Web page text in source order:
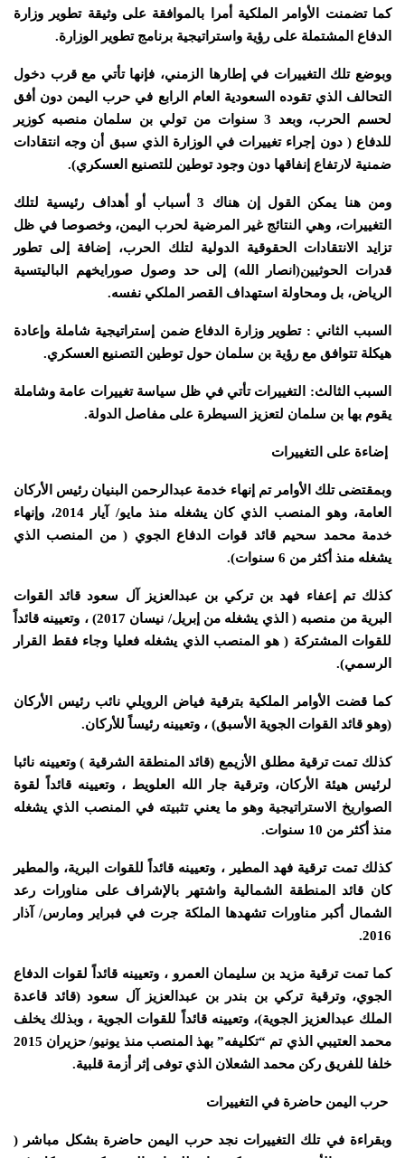
كما تضمنت الأوامر الملكية أمرا بالموافقة على وثيقة تطوير وزارة
الدفاع المشتملة على رؤية واستراتيجية برنامج تطوير الوزارة.
وبوضع تلك التغييرات في إطارها الزمني، فإنها تأتي مع قرب دخول
التحالف الذي تقوده السعودية العام الرابع في حرب اليمن دون أفق
لحسم الحرب، وبعد 3 سنوات من تولي بن سلمان منصبه كوزير
للدفاع ( دون إجراء تغييرات في الوزارة الذي سبق أن وجه انتقادات
ضمنية لارتفاع إنفاقها دون وجود توطين للتصنيع العسكري).
ومن هنا يمكن القول إن هناك 3 أسباب أو أهداف رئيسية لتلك
التغييرات، وهي النتائج غير المرضية لحرب اليمن، وخصوصا في ظل
تزايد الانتقادات الحقوقية الدولية لتلك الحرب، إضافة إلى تطور
قدرات الحوثيين(انصار الله) إلى حد وصول صورايخهم الباليتسية
الرياض، بل ومحاولة استهداف القصر الملكي نفسه.
السبب الثاني : تطوير وزارة الدفاع ضمن إستراتيجية شاملة وإعادة
هيكلة تتوافق مع رؤية بن سلمان حول توطين التصنيع العسكري.
السبب الثالث: التغييرات تأتي في ظل سياسة تغييرات عامة وشاملة
يقوم بها بن سلمان لتعزيز السيطرة على مفاصل الدولة.
إضاءة على التغييرات
وبمقتضى تلك الأوامر تم إنهاء خدمة عبدالرحمن البنيان رئيس الأركان
العامة، وهو المنصب الذي كان يشغله منذ مايو/ آيار 2014، وإنهاء
خدمة محمد سحيم قائد قوات الدفاع الجوي ( من المنصب الذي
يشغله منذ أكثر من 6 سنوات).
كذلك تم إعفاء فهد بن تركي بن عبدالعزيز آل سعود قائد القوات
البرية من منصبه ( الذي يشغله من إبريل/ نيسان 2017) ، وتعيينه قائداً
للقوات المشتركة ( هو المنصب الذي يشغله فعليا وجاء فقط القرار
الرسمي).
كما قضت الأوامر الملكية بترقية فياض الرويلي نائب رئيس الأركان
(وهو قائد القوات الجوية الأسبق) ، وتعيينه رئيساً للأركان.
كذلك تمت ترقية مطلق الأزيمع (قائد المنطقة الشرقية ) وتعيينه نائبا
لرئيس هيئة الأركان، وترقية جار الله العلويط ، وتعيينه قائداً لقوة
الصواريخ الاستراتيجية وهو ما يعني تثبيته في المنصب الذي يشغله
منذ أكثر من 10 سنوات.
كذلك تمت ترقية فهد المطير ، وتعيينه قائداً للقوات البرية، والمطير
كان قائد المنطقة الشمالية واشتهر بالإشراف على مناورات رعد
الشمال أكبر مناورات تشهدها الملكة جرت في فبراير ومارس/ آذار
2016.
كما تمت ترقية مزيد بن سليمان العمرو ، وتعيينه قائداً لقوات الدفاع
الجوي، وترقية تركي بن بندر بن عبدالعزيز آل سعود (قائد قاعدة
الملك عبدالعزيز الجوية)، وتعيينه قائداً للقوات الجوية ، وبذلك يخلف
محمد العتيبي الذي تم “تكليفه” بهذ المنصب منذ يونيو/ حزيران 2015
خلفا للفريق ركن محمد الشعلان الذي توفى إثر أزمة قلبية.
حرب اليمن حاضرة في التغييرات
وبقراءة في تلك التغييرات نجد حرب اليمن حاضرة بشكل مباشر (